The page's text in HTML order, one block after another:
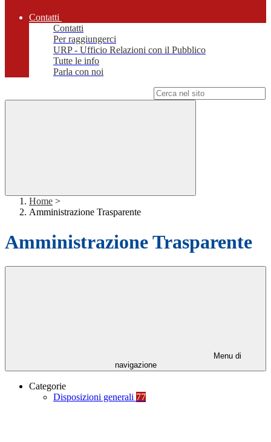
Contatti
Contatti
Per raggiungerci
URP - Ufficio Relazioni con il Pubblico
Tutte le info
Parla con noi
Home >
Amministrazione Trasparente
Amministrazione Trasparente
Menu di
navigazione
Categorie
Disposizioni generali 77